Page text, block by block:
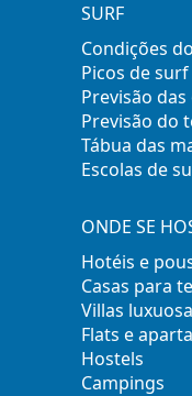
SURF
Condições
Picos de surf
Previsão
Previsão do
Tábua das
Escolas de
ONDE SE
Hotéis e
Casas para
Villas
Flats e
Hostels
Campings